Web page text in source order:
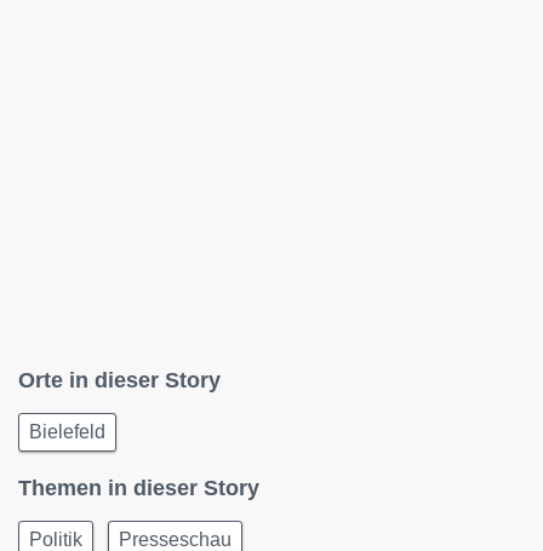
Orte in dieser Story
Bielefeld
Themen in dieser Story
Politik Presseschau